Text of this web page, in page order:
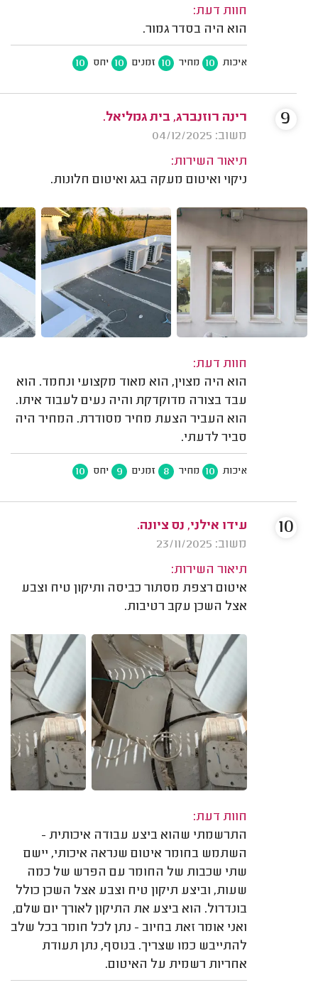
חוות דעת:
הוא היה בסדר גמור.
איכות 10 מחיר 10 זמנים 10 יחס 10
רינה רוזנברג, בית גמליאל.
משוב: 04/12/2025
תיאור השירות:
ניקוי ואיטום מעקה בגג ואיטום חלונות.
חוות דעת:
הוא היה מצוין, הוא מאוד מקצועי ונחמד. הוא
עבד בצורה מדוקדקת והיה נעים לעבוד איתו.
הוא העביר הצעת מחיר מסודרת. המחיר היה
סביר לדעתי.
איכות 10 מחיר 8 זמנים 9 יחס 10
9
עידו אילני, נס ציונה.
משוב: 23/11/2025
תיאור השירות:
איטום רצפת מסתור כביסה ותיקון טיח וצבע
אצל השכן עקב רטיבות.
חוות דעת:
התרשמתי שהוא ביצע עבודה איכותית -
השתמש בחומר איטום שנראה איכותי, יישם
שתי שכבות של החומר עם הפרש של כמה
שעות, וביצע תיקון טיח וצבע אצל השכן כולל
בונדרול. הוא ביצע את התיקון לאורך יום שלם,
ואני אומר זאת בחיוב - נתן לכל חומר בכל שלב
להתייבש כמו שצריך. בנוסף, נתן תעודת
אחריות רשמית על האיטום.
10